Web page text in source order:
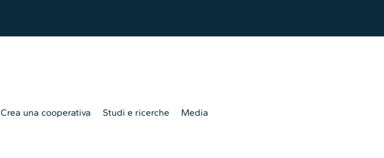
Crea una cooperativa Studi e ricerche Media